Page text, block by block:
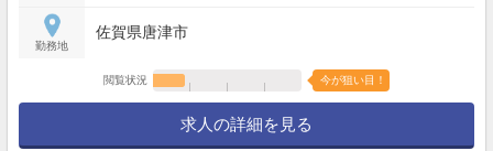
勤務地
佐賀県唐津市
閲覧状況 今が狙い目！
求人の詳細を見る